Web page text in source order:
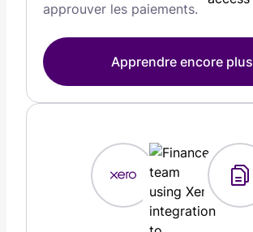
approuver les paiements.
Apprendre encore plus